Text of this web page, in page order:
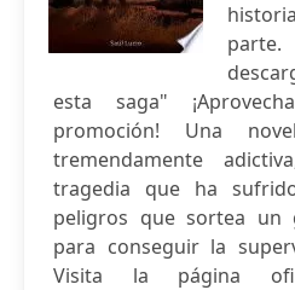
esta saga"
promoción! Una
tremendamente
tragedia que ha
peligros que sortea un
para conseguir la
Visita la página